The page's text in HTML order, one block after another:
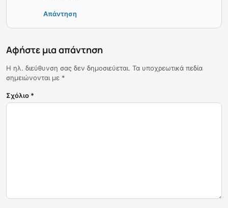
Απάντηση
Αφήστε μια απάντηση
Η ηλ. διεύθυνση σας δεν δημοσιεύεται. Τα υποχρεωτικά πεδία
σημειώνονται με *
Σχόλιο *